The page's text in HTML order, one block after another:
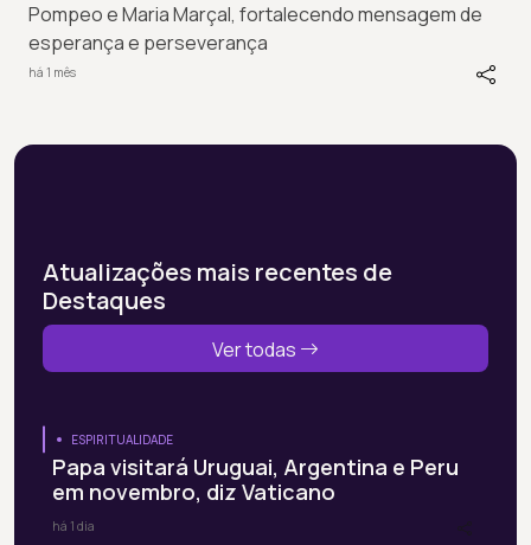
Pompeo e Maria Marçal, fortalecendo mensagem de
esperança e perseverança
há 1 mês
Atualizações mais recentes de
Destaques
Ver todas
ESPIRITUALIDADE
Papa visitará Uruguai, Argentina e Peru
em novembro, diz Vaticano
há 1 dia